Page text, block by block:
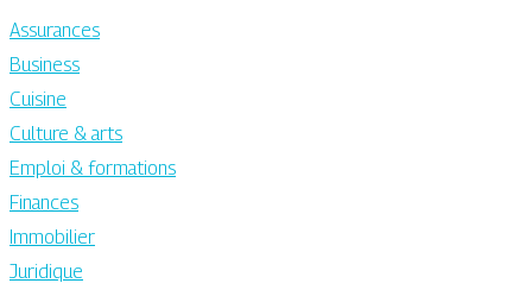
Assurances
Business
Cuisine
Culture & arts
Emploi & formations
Finances
Immobilier
Juridique